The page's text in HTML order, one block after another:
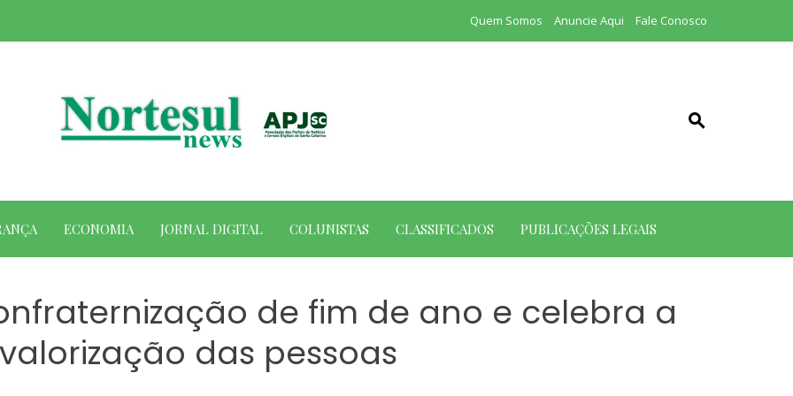
Quem Somos Anuncie Aqui Fale Conosco
ECONOMIA JORNAL DIGITAL COLUNISTAS CLASSIFICADOS PUBLICAÇÕES LEGAIS
de fim de ano e celebra a
valorização das pessoas